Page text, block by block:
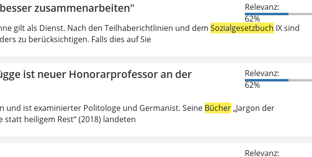
zusammenarbeiten"
Relevanz:
62%
gilt als Dienst. Nach den Teilhaberichtlinien und dem Sozialgesetzbuch IX sind
zu berücksichtigen. Falls dies auf Sie
ist neuer Honorarprofessor an der
Relevanz:
62%
ist examinierter Politologe und Germanist. Seine Bücher„Jargon der
statt heiligem Rest“ (2018) landeten
Relevanz: